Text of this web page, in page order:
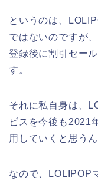
というのは、
ではないのですが
登録後に割引セー
す。
それに私自身は、
ビスを今後も2021
用していくと思う
なので、LOLIPOP